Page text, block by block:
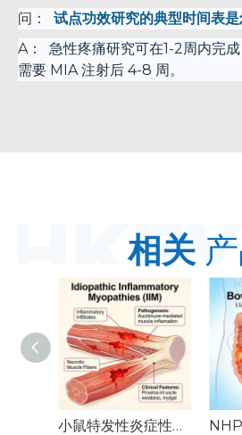
问： 试点功效研究的典型时间表是
A： 急性疼痛研究可在1-2周内完
需要 MIA 注射后 4-8 周。
相关
小鼠特发性炎症性肌病 (IIM) 模型